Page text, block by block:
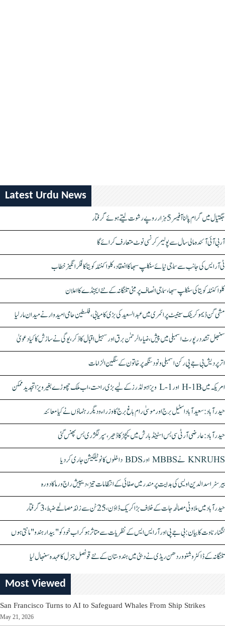
Latest Urdu News
جگتیال میں گرام پالنا آفیسر 5 ہزار روپے رشوت لیتے ہوئے گرفتار
آر بی آئی آئندہ مالی سال سے پولیمر کرنسی نوٹ متعارف کرائے گا
ٹی آر ایس کی جانب سے سماجی نیائے سنکلپ سبھا کا انعقاد، کلواکنٹلہ کویتا کا فکر انگیز خطاب
کلواکنٹلہ کویتا کی سنکلپ سبھا، سماجی انصاف پر مبنی تلنگانہ کے نئے ایجنڈے کا اعلان
مشی گن ڈیموکریٹک سینیٹ پرائمری میں عبدالسعید کی بڑی کامیابی، فلسطین حامی امیدوار نے میدان مار لیا
سنبھل تشدد رپورٹ اسمبلی میں پیش، ضیاء الرحمٰن برق اور سہیل اقبال کا ذکر، یوگی نے سازش کا کیا دعویٰ
اتر پردیش بی جے پی رکن اسمبلی ونود سنگھ پر خاتون کے سنگین الزامات
امریکہ میں H-1B اور L-1 ویزا ہولڈرز کے لیے بڑی راحت، اب ملک چھوڑے بغیر ویزا تجدید ممکن
حیدرآباد: سعیدآباد اسٹیل برج اور موسیٰ رام باغ برج کا وزراء و دیگر رہنماؤں نے کیا معائنہ
حیدرآباد: عارضی آر ٹی سی بس اسٹینڈ بارش میں کیچڑ کا ڈھیر، سپر لگژری بس پھنس گئی
KNRUHS نے MBBS اور BDS داخلوں کا نوٹیفکیشن جاری کر دیا
بیرسٹر اسدالدین اویسی کی ہدایت پر مندر میں صفائی کے انتظامات تیز، دیپیش راج ورما کا دورہ
حیدرآباد میں ملاوٹی مصالحہ جات کے خلاف بڑا کریک ڈاؤن، 25 ٹن سے زائد مصالحے ضبط، 3 گرفتار
کنگنا رناوت کا بیان: بی جے پی اور آر ایس ایس کے نظریات سے متاثر ہو کر اب خود کو "بیدار ہندو" مانتی ہوں
تلنگانہ کے ڈاکٹر وشنو وردھن ریڈی نے دبئی میں ہندوستان کے نئے قونصل جنرل کا عہدہ سنبھال لیا
Most Viewed
San Francisco Turns to AI to Safeguard Whales From Ship Strikes
May 21, 2026